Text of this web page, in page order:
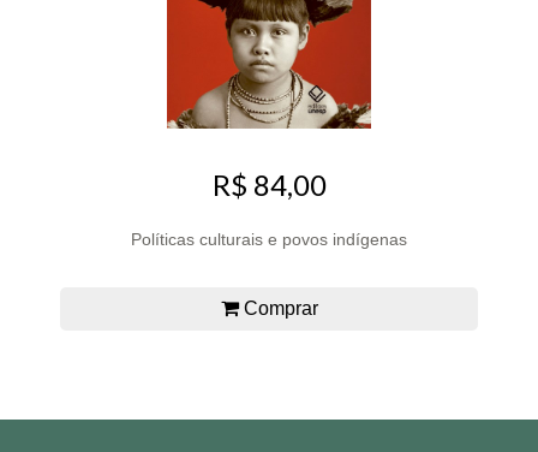
R$ 84,00
Políticas culturais e povos indígenas
Comprar